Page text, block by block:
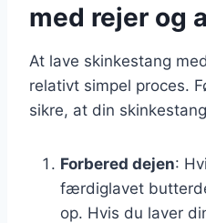
med rejer og
At lave skinkestang
relativt simpel proces.
sikre, at din
Forbered dejen:
færdiglavet
op. Hvis du laver